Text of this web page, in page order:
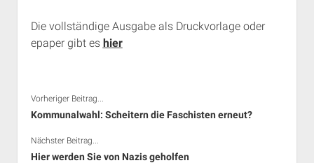
Die vollständige Ausgabe als Druckvorlage oder
epaper gibt es hier
Vorheriger Beitrag...
Kommunalwahl: Scheitern die Faschisten erneut?
Nächster Beitrag...
Hier werden Sie von Nazis geholfen